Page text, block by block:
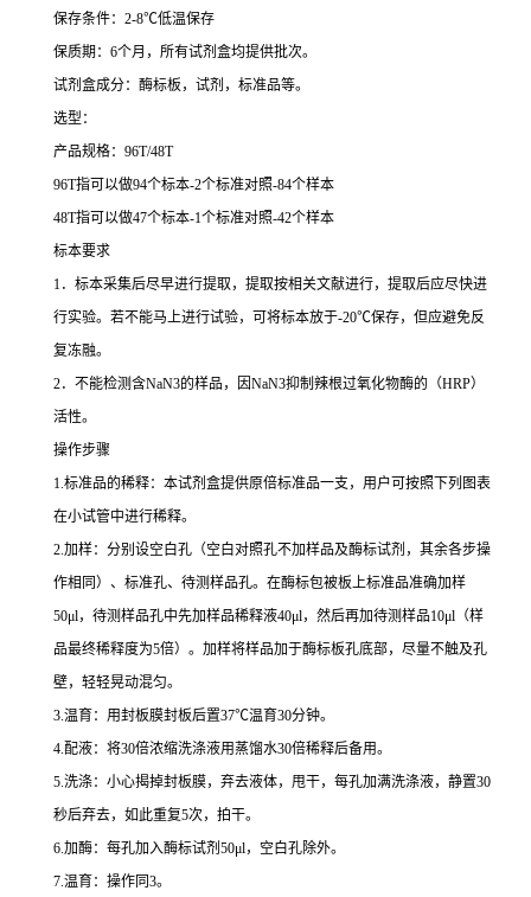
保存条件： 2-8℃低温保存
保质期： 6个月，所有试剂盒均提供批次。
试剂盒成分：酶标板，试剂，标准品等。
选型：
产品规格： 96T/48T
96T指可以做94个标本-2个标准对照-84个样本
48T指可以做47个标本-1个标准对照-42个样本
标本要求
1．标本采集后尽早进行提取，提取按相关文献进行，提取后应尽快进
行实验。若不能马上进行试验，可将标本放于-20℃保存，但应避免反
复冻融。
2．不能检测含NaN3的样品，因NaN3抑制辣根过氧化物酶的（HRP）
活性。
操作步骤
1.标准品的稀释：本试剂盒提供原倍标准品一支，用户可按照下列图表
在小试管中进行稀释。
2.加样：分别设空白孔（空白对照孔不加样品及酶标试剂，其余各步操
作相同）、标准孔、待测样品孔。在酶标包被板上标准品准确加样
50μl，待测样品孔中先加样品稀释液40μl，然后再加待测样品10μl （样
品最终稀释度为5倍）。加样将样品加于酶标板孔底部，尽量不触及孔
壁，轻轻晃动混匀。
3.温育：用封板膜封板后置37℃温育30分钟。
4.配液：将30倍浓缩洗涤液用蒸馏水30倍稀释后备用。
5.洗涤：小心揭掉封板膜，弃去液体，甩干，每孔加满洗涤液，静置30
秒后弃去，如此重复5次，拍干。
6.加酶：每孔加入酶标试剂 50μl，空白孔除外。
7.温育：操作同 3。